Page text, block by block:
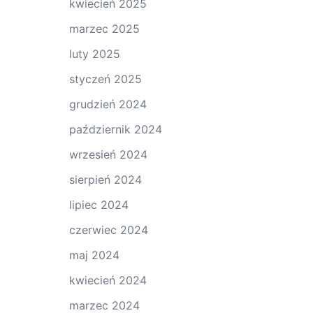
kwiecień 2025
marzec 2025
luty 2025
styczeń 2025
grudzień 2024
październik 2024
wrzesień 2024
sierpień 2024
lipiec 2024
czerwiec 2024
maj 2024
kwiecień 2024
marzec 2024